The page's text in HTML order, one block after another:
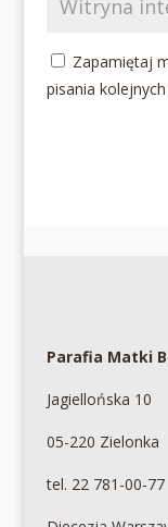
Zapamiętaj
pisania
Parafia Matki
Jagiellońska 10
05-220 Zielonka
tel. 22 781-00-77